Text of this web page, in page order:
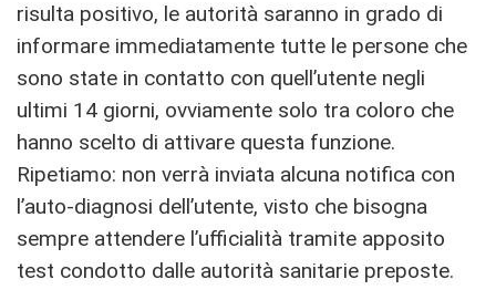
risulta positivo, le autorità saranno in grado di
informare immediatamente tutte le persone che
sono state in contatto con quell’utente negli
ultimi 14 giorni, ovviamente solo tra coloro che
hanno scelto di attivare questa funzione.
Ripetiamo: non verrà inviata alcuna notifica con
l’auto-diagnosi dell’utente, visto che bisogna
sempre attendere l’ufficialità tramite apposito
test condotto dalle autorità sanitarie preposte.